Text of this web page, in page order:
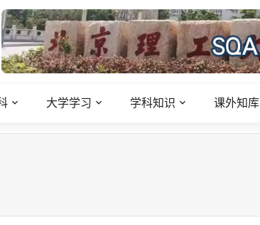
大学学习 学科知识 课外知库